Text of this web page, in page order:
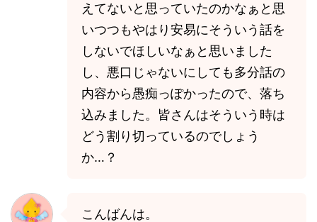
えてないと思っていたのかなぁと思
いつつもやはり安易にそういう話を
しないでほしいなぁと思いました
し、悪口じゃないにしても多分話の
内容から愚痴っぽかったので、落ち
込みました。皆さんはそういう時は
どう割り切っているのでしょう
か…？
こんばんは。